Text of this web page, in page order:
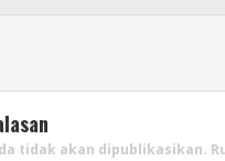
tidak akan dipublikasikan.